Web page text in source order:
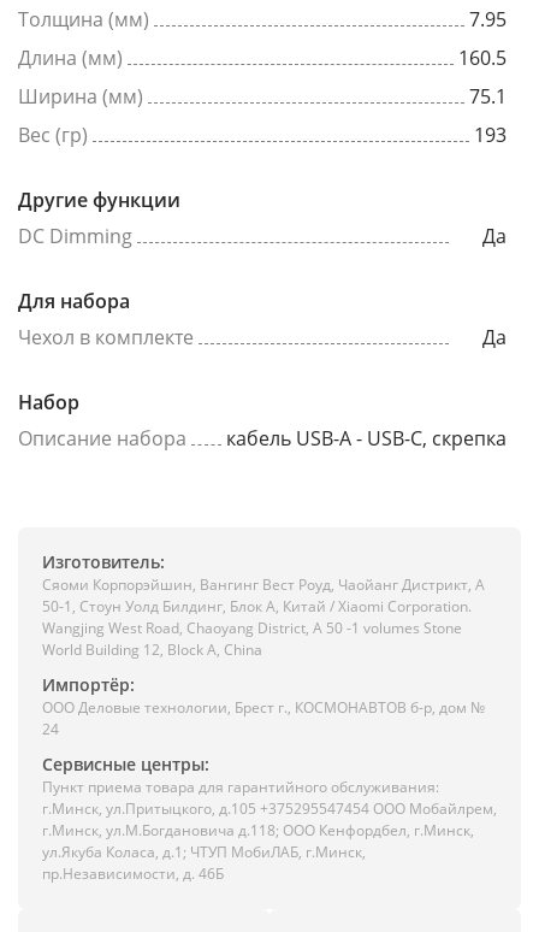
Толщина (мм)
7.95
Длина (мм)
160.5
Ширина (мм)
75.1
Вес (гр)
193
Другие функции
DC Dimming
Да
Для набора
Чехол в комплекте
Да
Набор
Описание набора
кабель USB-A - USB-C, скрепка
Изготовитель:
Сяоми Корпорэйшин, Вангинг Вест Роуд, Чаойанг Дистрикт, А
50-1, Стоун Уолд Билдинг, Блок А, Китай / Xiaomi Corporation.
Wangjing West Road, Chaoyang District, A 50 -1 volumes Stone
World Building 12, Block A, China
Импортёр:
ООО Деловые технологии, Брест г., КОСМОНАВТОВ б-р, дом №
24
Сервисные центры:
Пункт приема товара для гарантийного обслуживания:
г.Минск, ул.Притыцкого, д.105 +375295547454 ООО Мобайлрем,
г.Минск, ул.М.Богдановича д.118; ООО Кенфордбел, г.Минск,
ул.Якуба Коласа, д.1; ЧТУП МобиЛАБ, г.Минск,
пр.Независимости, д. 46Б